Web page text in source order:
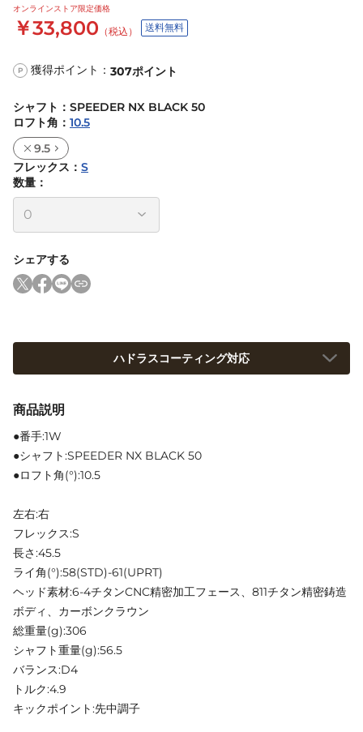
オンラインストア限定価格
￥33,800 （税込） 送料無料
P 獲得ポイント： 307ポイント
シャフト ： SPEEDER NX BLACK 50
ロフト角 ： 10.5
9.5
フレックス ： S
数量：
シェアする
ハドラスコーティング対応
商品説明
●番手:1W
●シャフト:SPEEDER NX BLACK 50
●ロフト角(°):10.5
左右:右
フレックス:S
長さ:45.5
ライ角(°):58(STD)-61(UPRT)
ヘッド素材:6-4チタンCNC精密加工フェース、811チタン精密鋳造
ボディ、カーボンクラウン
総重量(g):306
シャフト重量(g):56.5
バランス:D4
トルク:4.9
キックポイント:先中調子